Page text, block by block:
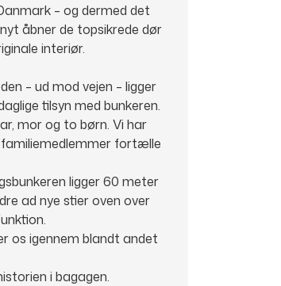
– og dermed det
åbner de topsikrede dør
interiør.
– ud mod vejen – ligger
tilsyn med bunkeren.
mor og to børn. Vi har
familiemedlemmer fortælle
ligger 60 meter
ad nye stier oven over
os igennem blandt andet
i bagagen.